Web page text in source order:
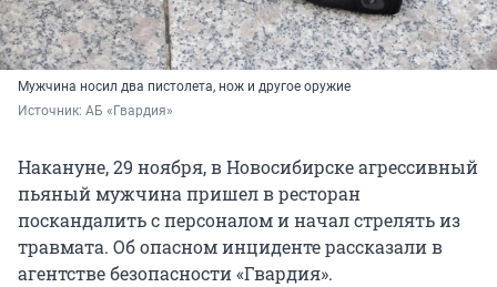
Мужчина носил два пистолета, нож и другое оружие
Источник: АБ «Гвардия»
Накануне, 29 ноября, в Новосибирске агрессивный
пьяный мужчина пришел в ресторан
поскандалить с персоналом и начал стрелять из
травмата. Об опасном инциденте рассказали в
агентстве безопасности «Гвардия».